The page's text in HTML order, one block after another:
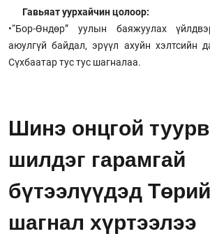
Гавьяат уурхайчин цолоор:
•“Бор-Өндөр” уулын баяжуулах
аюулгүй байдал, эрүүл ахуйн хэлтсийн
Сүхбаатар тус тус шагналаа.
Шинэ онцгой
шилдэг гарамгай
бүтээлүүдэд
шагнал хүртээлээ